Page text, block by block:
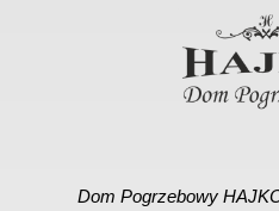
Dom Pogrzebowy